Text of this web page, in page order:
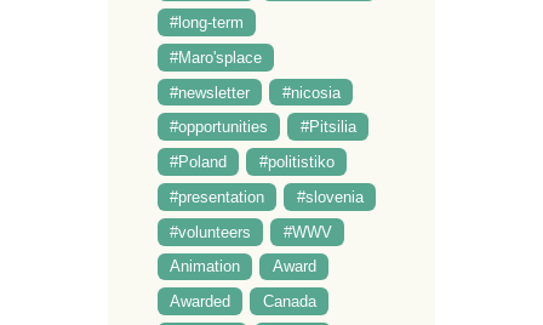
#long-term
#Maro'splace
#newsletter
#nicosia
#opportunities
#Pitsilia
#Poland
#politistiko
#presentation
#slovenia
#volunteers
#WWV
Animation
Award
Awarded
Canada